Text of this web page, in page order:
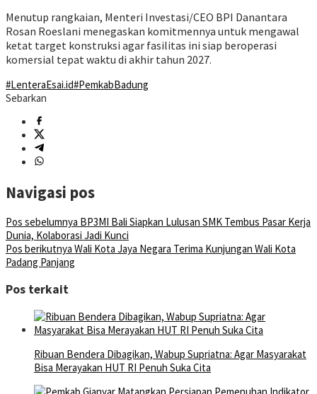
Menutup rangkaian, Menteri Investasi/CEO BPI Danantara
Rosan Roeslani menegaskan komitmennya untuk mengawal
ketat target konstruksi agar fasilitas ini siap beroperasi
komersial tepat waktu di akhir tahun 2027.
#LenteraEsai.id#PemkabBadung
Sebarkan
Navigasi pos
Pos sebelumnya BP3MI Bali Siapkan Lulusan SMK Tembus Pasar Kerja
Dunia, Kolaborasi Jadi Kunci
Pos berikutnya Wali Kota Jaya Negara Terima Kunjungan Wali Kota
Padang Panjang
Pos terkait
Ribuan Bendera Dibagikan, Wabup Supriatna: Agar Masyarakat
Bisa Merayakan HUT RI Penuh Suka Cita